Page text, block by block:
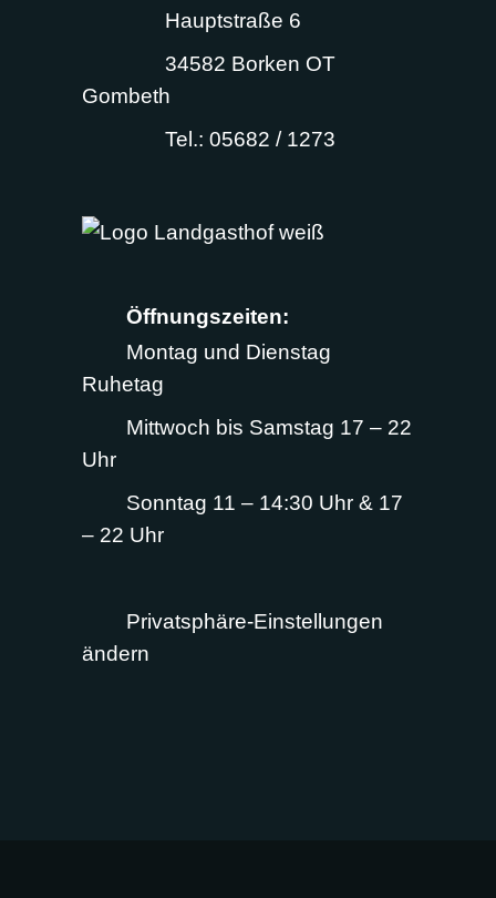
Hauptstraße 6
34582 Borken OT
Gombeth
Tel.: 05682 / 1273
Öffnungszeiten:
Montag und Dienstag
Ruhetag
Mittwoch bis Samstag 17 – 22
Uhr
Sonntag 11 – 14:30 Uhr & 17
– 22 Uhr
Privatsphäre-Einstellungen
ändern